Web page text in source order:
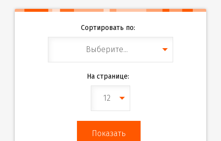
Сортировать по:
Выберите...
На странице:
12